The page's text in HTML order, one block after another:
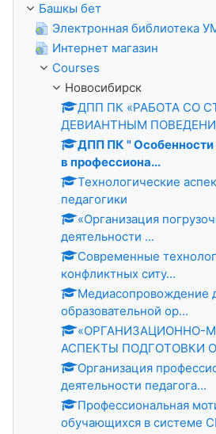
Башкы бет
Электронная библиотека
Интернет магазин
Courses
Новосибирск
ДПП ПК «РАБОТА СО
ДЕВИАНТНЫМ
ДПП ПК "
в профессиона...
Технологические
педагогики
«Организация
деятельности ...
Современные
конфликтных ситу...
Медиасопровождение
образовательной ор...
«ОРГАНИЗАЦИОННО-
АСПЕКТЫ ПОДГОТОВКИ
Организация
деятельности педагога...
Профессиональная
обучающихся в системе